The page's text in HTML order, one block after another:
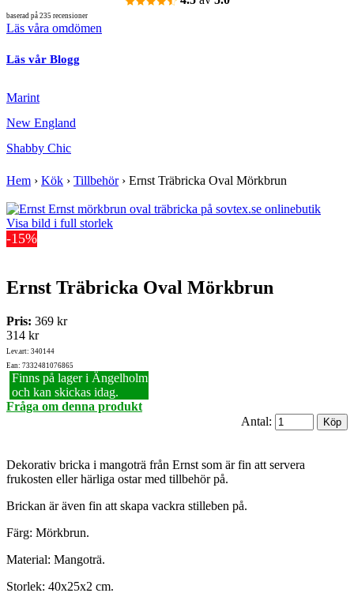
baserad på 235 recensioner
Läs våra omdömen
Läs vår Blogg
Marint
New England
Shabby Chic
Hem › Kök › Tillbehör› Ernst Träbricka Oval Mörkbrun
Visa bild i full storlek
-15%
Ernst Träbricka Oval Mörkbrun
Pris: 369 kr
314 kr
Lev.art: 340144
Ean: 7332481076865
Finns på lager i Ängelholm
och kan skickas idag.
Fråga om denna produkt
Antal:
Dekorativ bricka i mangoträ från Ernst som är fin att servera
frukosten eller härliga ostar med tillbehör på.
Brickan är även fin att skapa vackra stilleben på.
Färg: Mörkbrun.
Material: Mangoträ.
Storlek: 40x25x2 cm.